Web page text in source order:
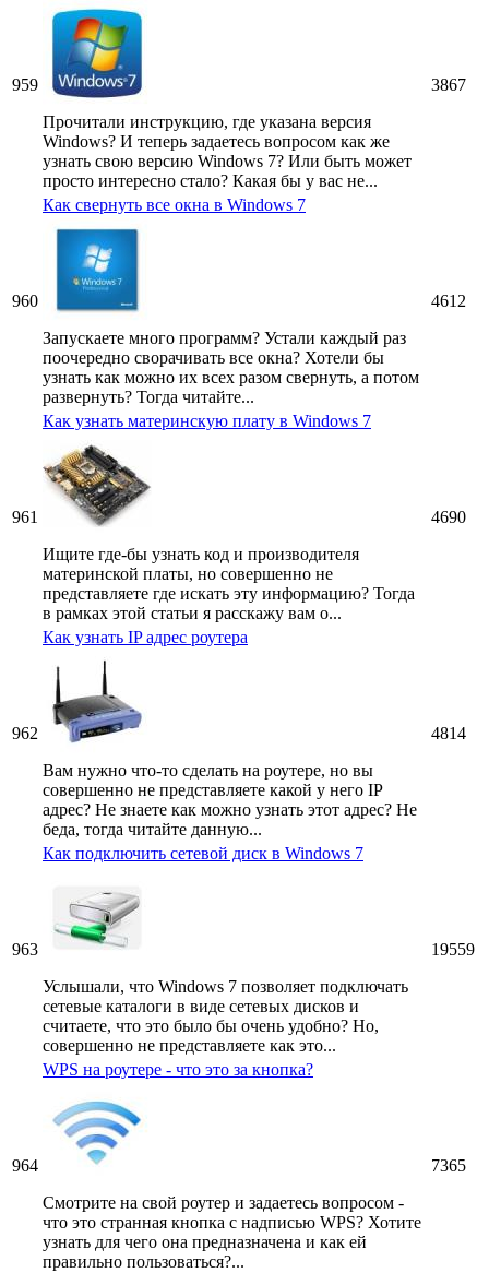
959
Прочитали инструкцию, где указана версия
Windows? И теперь задаетесь вопросом как же
узнать свою версию Windows 7? Или быть может
просто интересно стало? Какая бы у вас не...
3867
960
Как свернуть все окна в Windows 7
Запускаете много программ? Устали каждый раз
поочередно сворачивать все окна? Хотели бы
узнать как можно их всех разом свернуть, а потом
развернуть? Тогда читайте...
4612
961
Как узнать материнскую плату в Windows 7
Ищите где-бы узнать код и производителя
материнской платы, но совершенно не
представляете где искать эту информацию? Тогда
в рамках этой статьи я расскажу вам о...
4690
962
Как узнать IP адрес роутера
Вам нужно что-то сделать на роутере, но вы
совершенно не представляете какой у него IP
адрес? Не знаете как можно узнать этот адрес? Не
беда, тогда читайте данную...
4814
963
Как подключить сетевой диск в Windows 7
Услышали, что Windows 7 позволяет подключать
сетевые каталоги в виде сетевых дисков и
считаете, что это было бы очень удобно? Но,
совершенно не представляете как это...
19559
964
WPS на роутере - что это за кнопка?
Смотрите на свой роутер и задаетесь вопросом -
что это странная кнопка с надписью WPS? Хотите
узнать для чего она предназначена и как ей
правильно пользоваться?...
7365